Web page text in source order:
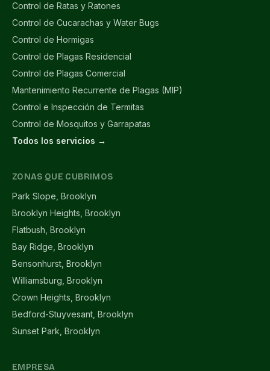
Control de Ratas y Ratones
Control de Cucarachas y Water Bugs
Control de Hormigas
Control de Plagas Residencial
Control de Plagas Comercial
Mantenimiento Recurrente de Plagas (MIP)
Control e Inspección de Termitas
Control de Mosquitos y Garrapatas
Todos los servicios →
ZONAS QUE CUBRIMOS
Park Slope, Brooklyn
Brooklyn Heights, Brooklyn
Flatbush, Brooklyn
Bay Ridge, Brooklyn
Bensonhurst, Brooklyn
Williamsburg, Brooklyn
Crown Heights, Brooklyn
Bedford-Stuyvesant, Brooklyn
Sunset Park, Brooklyn
EMPRESA